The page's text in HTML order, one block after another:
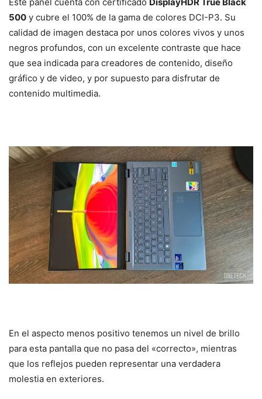
500 y cubre el 100% de la gama de colores DCI-P3. Su
calidad de imagen destaca por unos colores vivos y unos
negros profundos, con un excelente contraste que hace
que sea indicada para creadores de contenido, diseño
gráfico y de video, y por supuesto para disfrutar de
contenido multimedia.
En el aspecto menos positivo tenemos un nivel de brillo
para esta pantalla que no pasa del «correcto», mientras
que los reflejos pueden representar una verdadera
molestia en exteriores.